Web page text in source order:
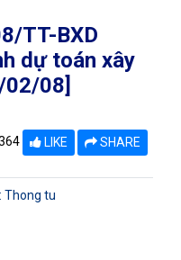
TT-BXD
dự toán xây
08]
LIKE SHARE
Thong tu